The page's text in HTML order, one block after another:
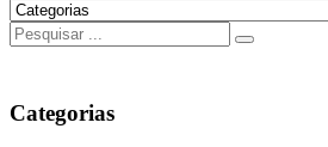
Categorias